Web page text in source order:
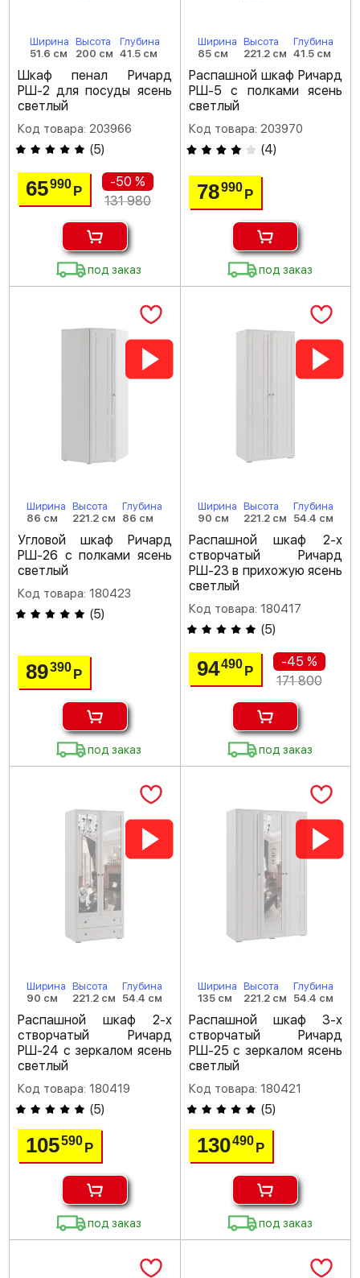
Ширина
51.6 см
Высота
200 см
Глубина
41.5 см
Шкаф пенал Ричард
РШ-2 для посуды ясень
светлый
Код товара: 203966
(5)
65990Р
-50 %
131 980
под заказ
Ширина
85 см
Высота
221.2 см
Глубина
41.5 см
Распашной шкаф Ричард
РШ-5 с полками ясень
светлый
Код товара: 203970
(4)
78990 Р
под заказ
Ширина
86 см
Высота
221.2 см
Глубина
86 см
Угловой шкаф Ричард
РШ-26 с полками ясень
светлый
Код товара: 180423
(5)
89390Р
под заказ
Ширина
90 см
Высота
221.2 см
Глубина
54.4 см
Распашной шкаф 2-х
створчатый Ричард
РШ-23 в прихожую ясень
светлый
Код товара: 180417
(5)
94490 Р
-45 %
171 800
под заказ
Ширина
90 см
Высота
221.2 см
Глубина
54.4 см
Распашной шкаф 2-х
створчатый Ричард
РШ-24 с зеркалом ясень
светлый
Код товара: 180419
(5)
105590Р
под заказ
Ширина
135 см
Высота
221.2 см
Глубина
54.4 см
Распашной шкаф 3-х
створчатый Ричард
РШ-25 с зеркалом ясень
светлый
Код товара: 180421
(5)
130490 Р
под заказ